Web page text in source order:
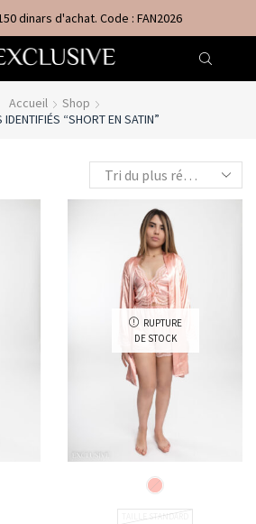
dinars d'achat. Code : FAN2026
Accueil
Shop
IDENTIFIÉS “SHORT EN SATIN”
RUPTURE
DE STOCK
TAILLE STANDARD